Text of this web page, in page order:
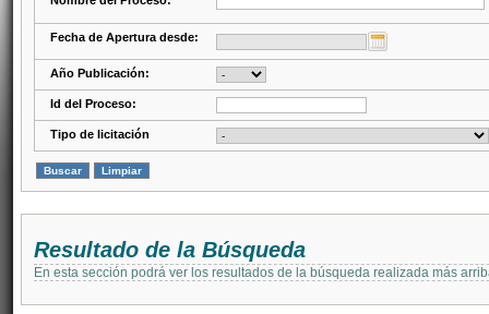
Fecha de Apertura desde:
Año Publicación:
Id del Proceso:
Tipo de licitación
Resultado de la Búsqueda
En esta sección podrá ver los resultados de la búsqueda realizada más